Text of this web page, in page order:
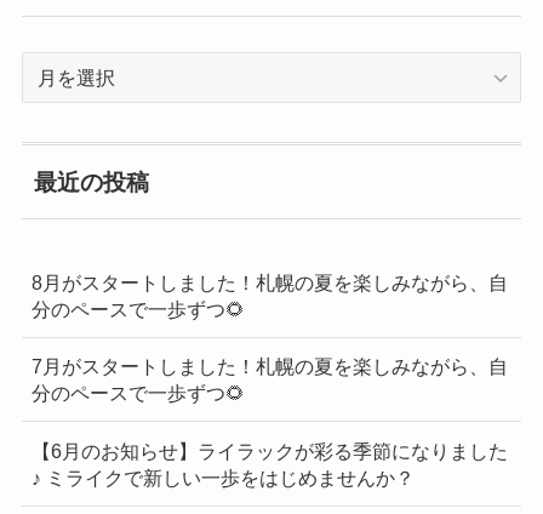
一
覧
最近の投稿
8月がスタートしました！札幌の夏を楽しみながら、自
分のペースで一歩ずつ🌻
7月がスタートしました！札幌の夏を楽しみながら、自
分のペースで一歩ずつ🌻
【6月のお知らせ】ライラックが彩る季節になりました
♪ ミライクで新しい一歩をはじめませんか？